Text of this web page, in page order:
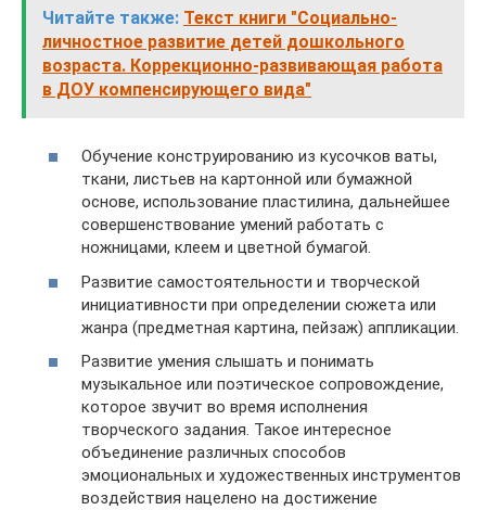
Читайте также: Текст книги "Социально-
личностное развитие детей дошкольного
возраста. Коррекционно-развивающая работа
в ДОУ компенсирующего вида"
Обучение конструированию из кусочков ваты,
ткани, листьев на картонной или бумажной
основе, использование пластилина, дальнейшее
совершенствование умений работать с
ножницами, клеем и цветной бумагой.
Развитие самостоятельности и творческой
инициативности при определении сюжета или
жанра (предметная картина, пейзаж) аппликации.
Развитие умения слышать и понимать
музыкальное или поэтическое сопровождение,
которое звучит во время исполнения
творческого задания. Такое интересное
объединение различных способов
эмоциональных и художественных инструментов
воздействия нацелено на достижение